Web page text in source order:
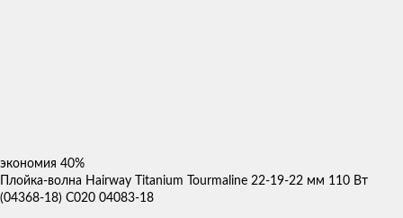
экономия 40%
Плойка-волна Hairway Titanium Tourmaline 22-19-22 мм 110 Вт
(04368-18) С020 04083-18